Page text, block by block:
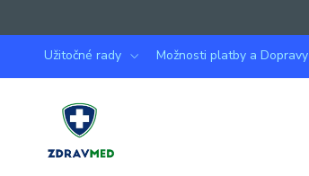
Užitočné rady Možnosti platby a Dopravy